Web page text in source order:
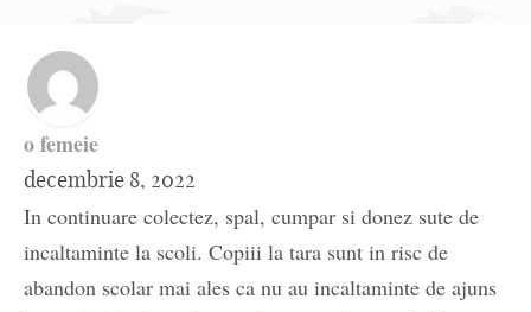
o femeie
decembrie 8, 2022
In continuare colectez, spal, cumpar si donez sute de
incaltaminte la scoli. Copiii la tara sunt in risc de
abandon scolar mai ales ca nu au incaltaminte de ajuns